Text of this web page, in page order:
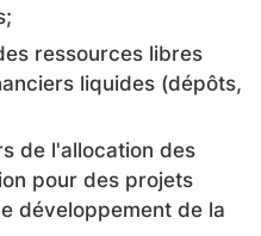
ressources libres
liquides (dépôts,
de l'allocation des
pour des projets
développement de la